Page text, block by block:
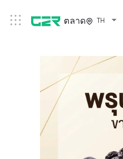
ตลาด TH arrow_drop_down